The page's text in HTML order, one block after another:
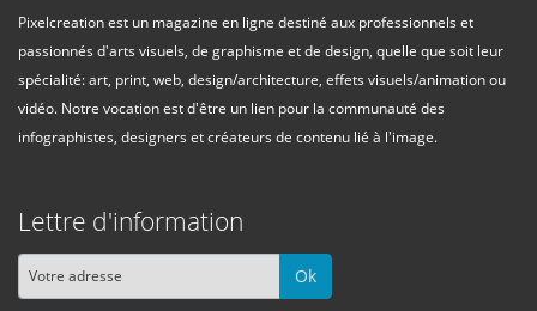
Pixelcreation est un magazine en ligne destiné aux professionnels et
passionnés d'arts visuels, de graphisme et de design, quelle que soit leur
spécialité: art, print, web, design/architecture, effets visuels/animation ou
vidéo. Notre vocation est d'être un lien pour la communauté des
infographistes, designers et créateurs de contenu lié à l'image.
Lettre d'information
Ok